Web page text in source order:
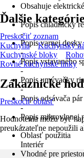
Obsahuje
-
Popis chladničky
-
Popis varnej dosky
-
Popis vstavaného
-
Popis umývačky
-
Popis odsávača pár
-
Popis mikrovlnnej
-
Oblasť použitia
Interiér
Vhodné pre
Ďalšie kategórie
Preskočiť zoznam
Kuchyňa
Kuchynský
Kuchynské bloky
Rovné kuchynské linky
Zákaznícke
Preskočiť oblasť
Hodnotenia môžu byť
preukázateľne nepoužili